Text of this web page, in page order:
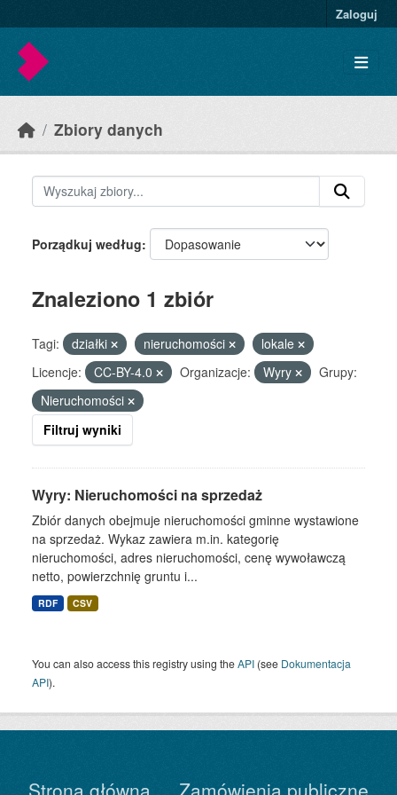
Zaloguj
Zbiory danych
Porządkuj według
Znaleziono 1 zbiór
Tagi: działki nieruchomości
lokale
Licencje:
CC-BY-4.0 Organizacje: Wyry
Grupy:
Nieruchomości
Filtruj wyniki
Wyry: Nieruchomości na sprzedaż
Zbiór danych obejmuje nieruchomości gminne wystawione
na sprzedaż. Wykaz zawiera m.in. kategorię
nieruchomości, adres nieruchomości, cenę wywoławczą
netto, powierzchnię gruntu i...
RDF CSV
You can also access this registry using theAPI (see Dokumentacja
API).
Strona główna Zamówienia publiczne